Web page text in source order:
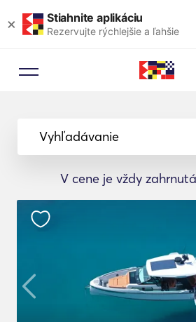
× Stiahnite aplikáciu
Rezervujte rýchlejšie a ľahšie
Vyhľadávanie
V cene je vždy